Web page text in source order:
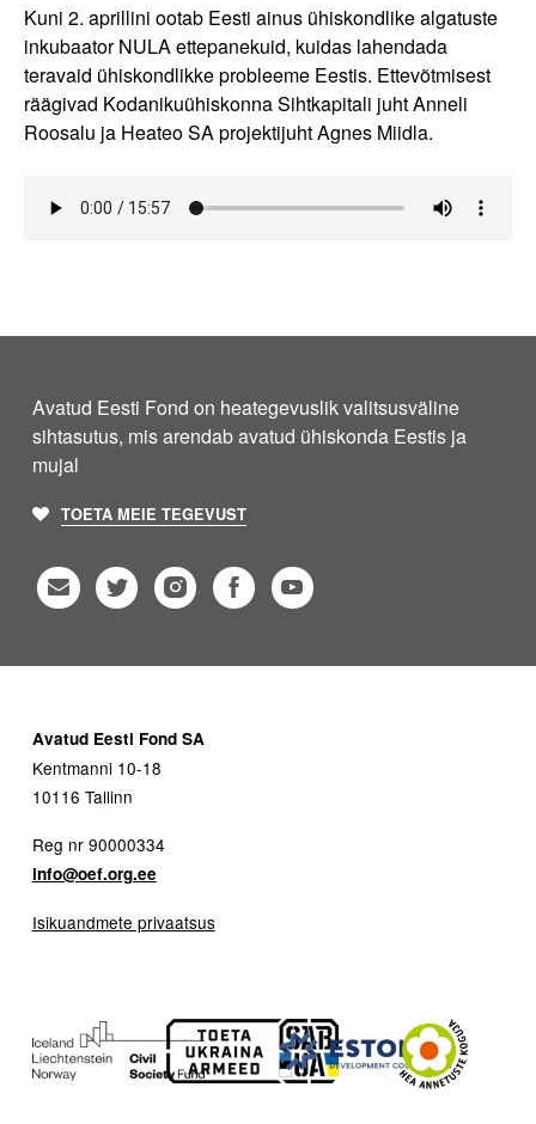
Kuni 2. aprillini ootab Eesti ainus ühiskondlike algatuste
inkubaator NULA ettepanekuid, kuidas lahendada
teravaid ühiskondlikke probleeme Eestis. Ettevõtmisest
räägivad Kodanikuühiskonna Sihtkapitali juht Anneli
Roosalu ja Heateo SA projektijuht Agnes Miidla.
Avatud Eesti Fond on heategevuslik valitsusväline
sihtasutus, mis arendab avatud ühiskonda Eestis ja
mujal
TOETA MEIE TEGEVUST
Avatud Eesti Fond SA
Kentmanni 10-18
10116 Tallinn
Reg nr 90000334
info@oef.org.ee
Isikuandmete privaatsus